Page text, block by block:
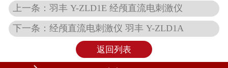
上一条：羽丰 Y-ZLD1E 经颅直流电刺激仪
下一条：经颅直流电刺激仪 羽丰 Y-ZLD1A
返回列表